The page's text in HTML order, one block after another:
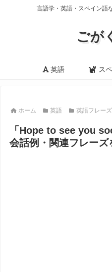
言語学・英語・スペイン語
ごが
英語 ス
ホーム 英語 英語フレーズ
「Hope to see you
会話例・関連フレーズ